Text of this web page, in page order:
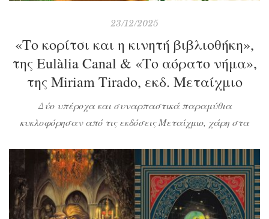
23/12/2025
«Το κορίτσι και η κινητή βιβλιοθήκη»,
της Eulàlia Canal & «Το αόρατο νήμα»,
της Miriam Tirado, εκδ. Μεταίχμιο
Δύο υπέροχα και συναρπαστικά παραμύθια
κυκλοφόρησαν από τις εκδόσεις Μεταίχμιο, χάρη στα
τα βιβλία για την ελευθερία της σκέψης αλλά και τα
νήματα αγάπης που μας δένουν με την οικογένεια και
τους φίλους μας, ακόμη κι αν είμαστε μακριά τους.